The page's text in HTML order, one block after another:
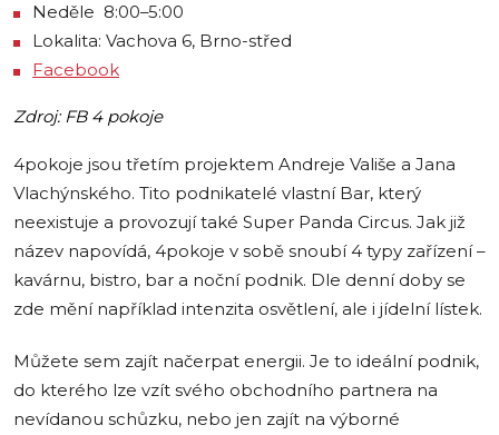
Neděle 8:00–5:00
Lokalita: Vachova 6, Brno-střed
Facebook
Zdroj: FB 4 pokoje
4pokoje jsou třetím projektem Andreje Vališe a Jana
Vlachýnského. Tito podnikatelé vlastní Bar, který
neexistuje a provozují také Super Panda Circus. Jak již
název napovídá, 4pokoje v sobě snoubí 4 typy zařízení –
kavárnu, bistro, bar a noční podnik. Dle denní doby se
zde mění například intenzita osvětlení, ale i jídelní lístek.
Můžete sem zajít načerpat energii. Je to ideální podnik,
do kterého lze vzít svého obchodního partnera na
nevídanou schůzku, nebo jen zajít na výborné